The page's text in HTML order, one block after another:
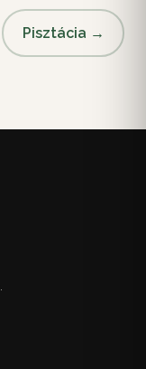
Pisztácia →